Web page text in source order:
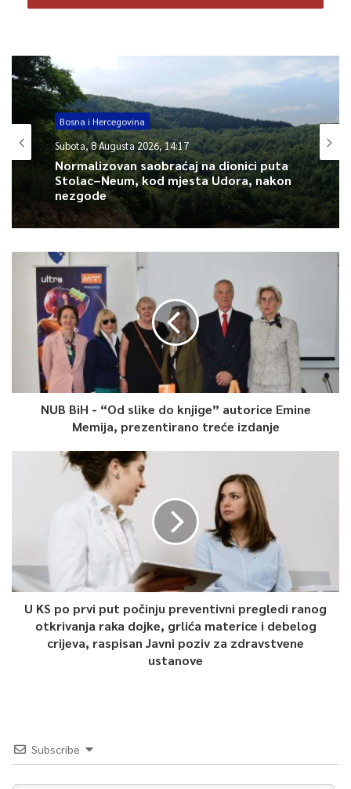
podatke o tačnom broju korisnika ovoga lijeka na području
Kantona Sarajevo koji se nalaze u sistemu Zavoda
zdravstvenog osiguranja KS.
0
Article Rating
Bosna i Hercegovina
Subota, 8 Augusta 2026, 14:17
Normalizovan saobraćaj na dionici puta
Stolac–Neum, kod mjesta Udora, nakon
nezgode
NUB BiH - “Od slike do knjige” autorice Emine
Memija, prezentirano treće izdanje
U KS po prvi put počinju preventivni pregledi ranog
otkrivanja raka dojke, grlića materice i debelog
crijeva, raspisan Javni poziv za zdravstvene
ustanove
Subscribe